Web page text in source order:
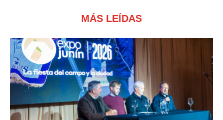
MÁS LEÍDAS